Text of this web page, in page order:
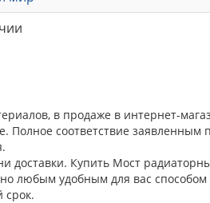
в продаже в интернет-
Полное соответствие
доставки. Купить Мост
любым удобным для вас
срок.